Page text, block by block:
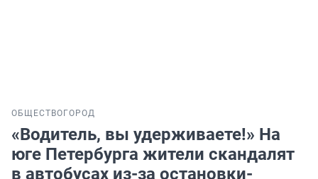
ОБЩЕСТВО ГОРОД
«Водитель, вы удерживаете!» На
юге Петербурга жители скандалят
в автобусах из-за остановки-